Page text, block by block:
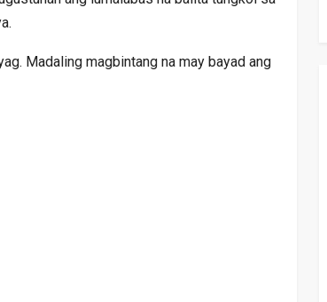
Madaling magbintang na may bayad ang